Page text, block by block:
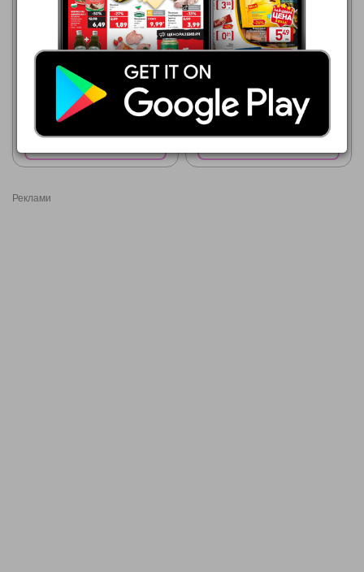
Покажи брошурата
Технополис
06.08.2026 - 26.08.2026
Покажи брошурата
Реклами